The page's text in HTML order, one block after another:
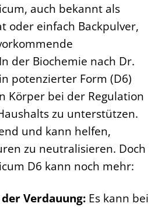
auch bekannt als
oder einfach Backpulver,
der Biochemie nach Dr.
potenzierter Form (D6)
Körper bei der Regulation
zu unterstützen.
und kann helfen,
zu neutralisieren. Doch
D6 kann noch mehr:
Verdauung:Es kann bei